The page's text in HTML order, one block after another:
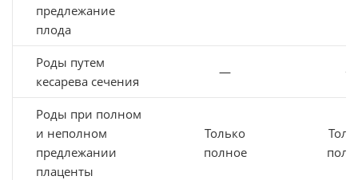
предлежание
плода
Роды путем
кесарева сечения
— +
Роды при полном
и неполном
предлежании
плаценты
Только
полное